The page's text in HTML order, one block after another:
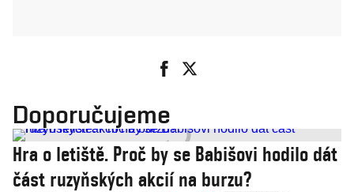
Doporučujeme
Hra o letiště. Proč by se Babišovi hodilo dát
část ruzyňských akcií na burzu?